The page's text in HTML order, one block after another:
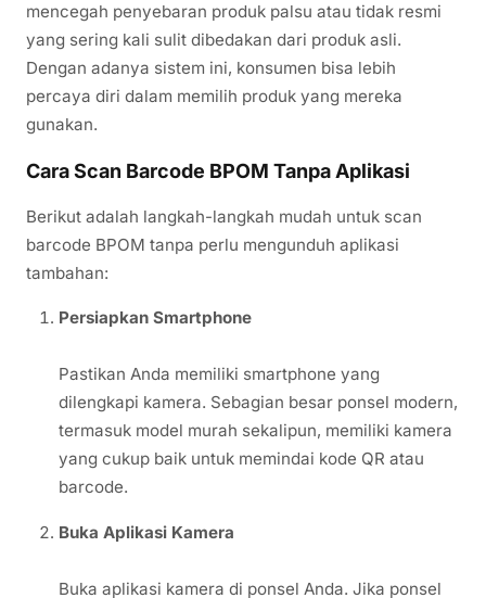
mencegah penyebaran produk palsu atau tidak resmi
yang sering kali sulit dibedakan dari produk asli.
Dengan adanya sistem ini, konsumen bisa lebih
percaya diri dalam memilih produk yang mereka
gunakan.
Cara Scan Barcode BPOM Tanpa Aplikasi
Berikut adalah langkah-langkah mudah untuk scan
barcode BPOM tanpa perlu mengunduh aplikasi
tambahan:
Persiapkan Smartphone
Pastikan Anda memiliki smartphone yang
dilengkapi kamera. Sebagian besar ponsel modern,
termasuk model murah sekalipun, memiliki kamera
yang cukup baik untuk memindai kode QR atau
barcode.
Buka Aplikasi Kamera
Buka aplikasi kamera di ponsel Anda. Jika ponsel